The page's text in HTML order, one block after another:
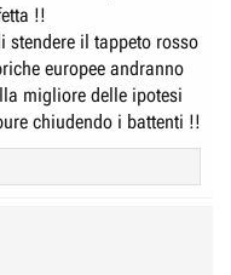
!!
stendere il tappeto rosso
europee andranno
migliore delle ipotesi
chiudendo i battenti !!